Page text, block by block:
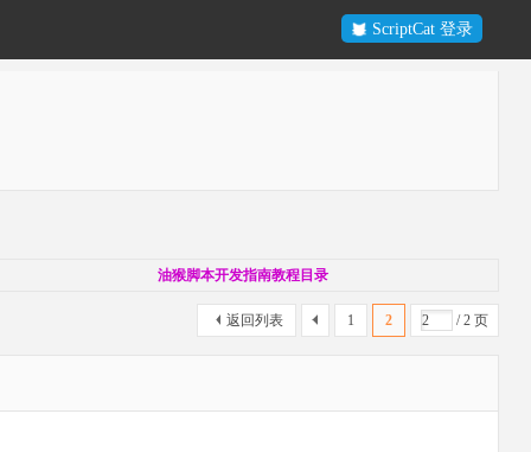
ScriptCat 登录
油猴脚本开发指南教程目录
1 2 / 2 页
返回列表